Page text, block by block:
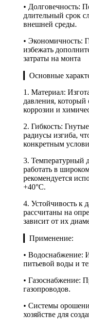
• Долговечность:
длительный срок
внешней среды.
• Экономичность:
избежать
затраты на монта
▎Основные
1. Материал:
давления, который
коррозии и
2. Гибкость:
радиусы изгиба,
конкретным
3. Температурный
работать в
рекомендуется
+40°C.
4. Устойчивость
рассчитаны на
зависит от их
▎Применение:
• Водоснабжение:
питьевой воды и
• Газоснабжение:
газопроводов.
• Системы
хозяйстве для